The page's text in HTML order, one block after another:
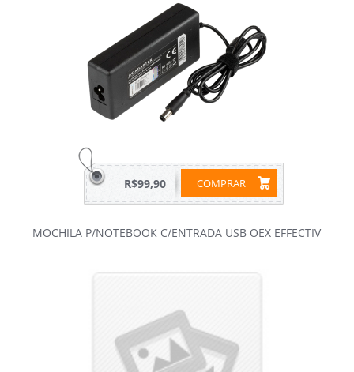
COMPRAR
R$99,90
MOCHILA P/NOTEBOOK C/ENTRADA USB OEX EFFECTIV